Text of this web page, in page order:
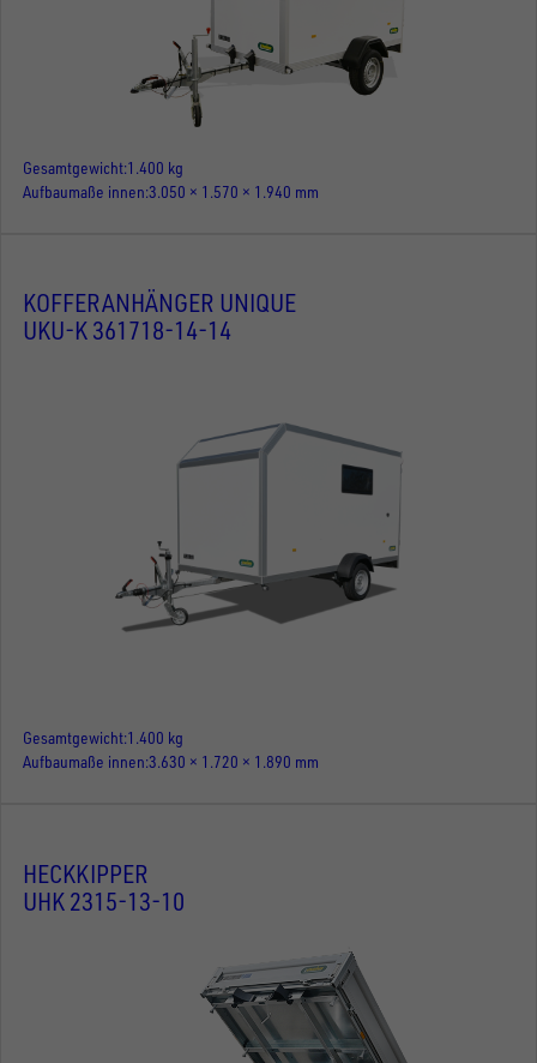
Gesamtgewicht 1.400 kg
Aufbaumaße innen 3.050 × 1.570 × 1.940 mm
KOFFERANHÄNGER UNIQUE
UKU-K 361718-14-14
Gesamtgewicht 1.400 kg
Aufbaumaße innen 3.630 × 1.720 × 1.890 mm
HECKKIPPER
UHK 2315-13-10